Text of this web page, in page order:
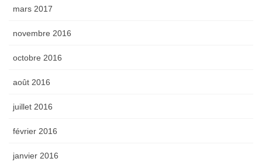
mars 2017
novembre 2016
octobre 2016
août 2016
juillet 2016
février 2016
janvier 2016